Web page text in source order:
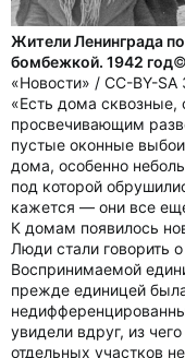
Жители Ленинграда
бомбежкой. 1942 год
«Новости» / CC-BY-SA
«Есть дома
просвечивающим
пустые оконные
дома, особенно
под которой
кажется — они все
К домам появилось
Люди стали говорить
Воспринимаемой
прежде единицей
увидели вдруг, из
отдельных участков